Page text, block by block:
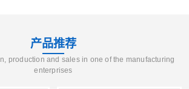
产品推荐
production and sales in one of the manufacturing
enterprises